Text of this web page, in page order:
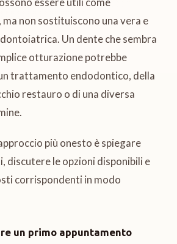
non sostituiscono una vera e
Un dente che sembra
otturazione potrebbe
trattamento endodontico, della
restauro o di una diversa
più onesto è spiegare
discutere le opzioni disponibili e
corrispondenti in modo
un primo appuntamento